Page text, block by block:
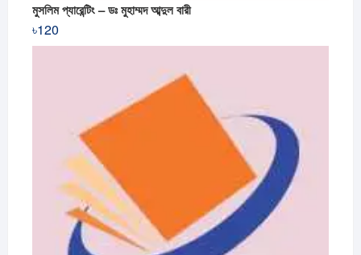
মুসলিম প্যারেন্টিং – ডঃ মুহাম্মদ আব্দুল বারী
৳120